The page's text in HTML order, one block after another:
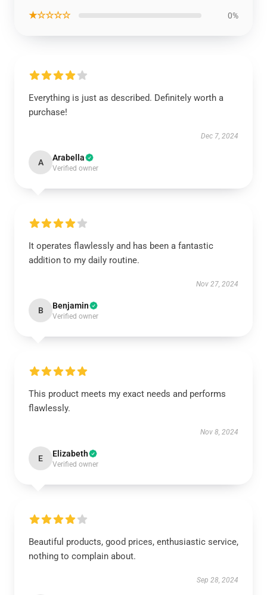
★☆☆☆☆ 0%
Everything is just as described. Definitely worth a
purchase!
Dec 7, 2024
A Arabella
Verified owner
It operates flawlessly and has been a fantastic
addition to my daily routine.
Nov 27, 2024
B Benjamin
Verified owner
This product meets my exact needs and performs
flawlessly.
Nov 8, 2024
E Elizabeth
Verified owner
Beautiful products, good prices, enthusiastic service,
nothing to complain about.
Sep 28, 2024